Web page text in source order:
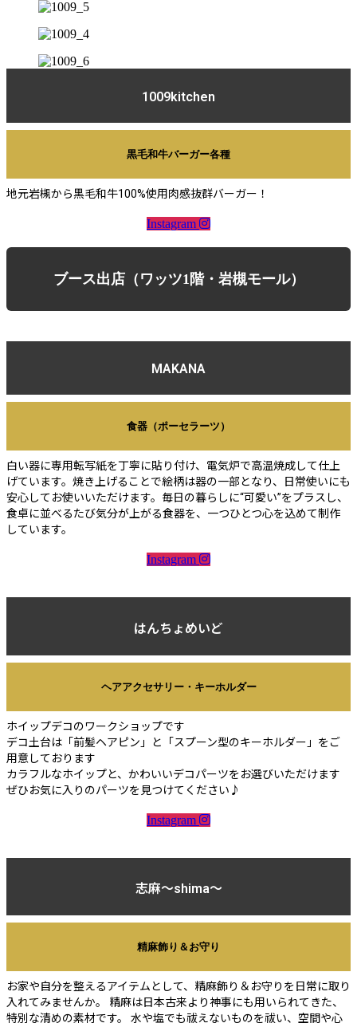
1009kitchen
黒毛和牛バーガー各種
地元岩槻から黒毛和牛100%使用肉感抜群バーガー！
Instagram
ブース出店（ワッツ1階・岩槻モール）
MAKANA
食器（ポーセラーツ）
白い器に専用転写紙を丁寧に貼り付け、電気炉で高温焼成して仕上
げています。焼き上げることで絵柄は器の一部となり、日常使いにも
安心してお使いいただけます。毎日の暮らしに“可愛い”をプラスし、
食卓に並べるたび気分が上がる食器を、一つひとつ心を込めて制作
しています。
Instagram
はんちょめいど
ヘアアクセサリー・キーホルダー
ホイップデコのワークショップです
デコ土台は「前髪ヘアピン」と「スプーン型のキーホルダー」をご
用意しております
カラフルなホイップと、かわいいデコパーツをお選びいただけます
ぜひお気に入りのパーツを見つけてください♪
Instagram
志麻〜shima〜
精麻飾り＆お守り
お家や自分を整えるアイテムとして、精麻飾り＆お守りを日常に取り
入れてみませんか。 精麻は日本古来より神事にも用いられてきた、
特別な清めの素材です。 水や塩でも祓えないものを祓い、空間や心